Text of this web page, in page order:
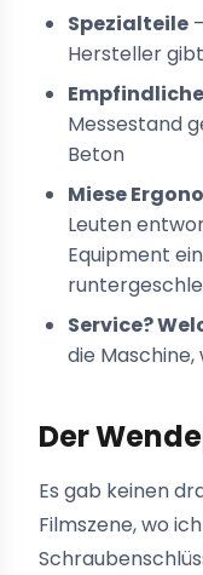
Spezialteile
Hersteller
Messestand
Beton
Miese
Leuten
Equipment
Service?
die
Der
Es gab keinen
Filmszene, wo